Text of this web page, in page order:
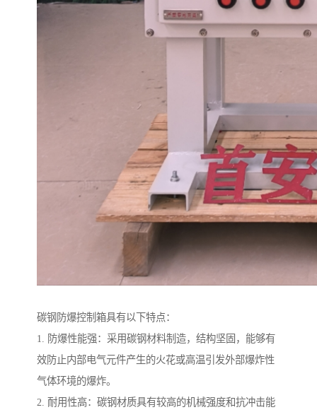
碳钢防爆控制箱具有以下特点：
1. 防爆性能强：采用碳钢材料制造，结构坚固，能够有
效防止内部电气元件产生的火花或高温引发外部爆炸性
气体环境的爆炸。
2. 耐用性高：碳钢材质具有较高的机械强度和抗冲击能